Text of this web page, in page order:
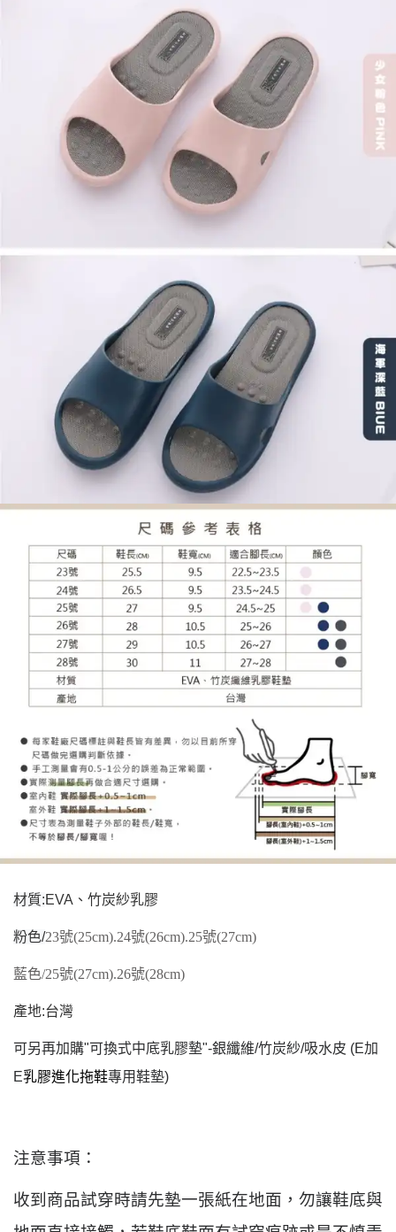
材質:EVA、竹炭紗乳膠
粉色/23號(25cm).24號(26cm).25號(27cm)
藍色/25號(27cm).26號(28cm)
產地:台灣
可另再加購"可換式中底乳膠墊"-銀纖維/竹炭紗/吸水皮 (E加
E乳膠進化拖鞋專用鞋墊)
注意事項：
收到商品試穿時請先墊一張紙在地面，勿讓鞋底與